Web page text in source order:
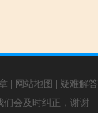
| 网站地图 | 疑难解答
会及时纠正，谢谢